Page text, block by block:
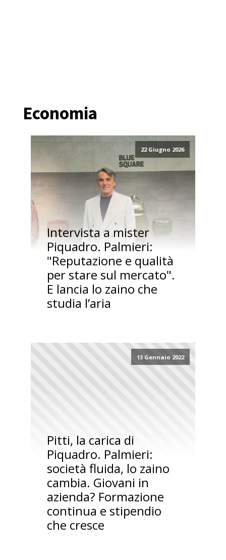
Economia
22 Giugno 2026
Intervista a mister
Piquadro. Palmieri:
"Reputazione e qualità
per stare sul mercato".
E lancia lo zaino che
studia l’aria
13 Gennaio 2022
Pitti, la carica di
Piquadro. Palmieri:
società fluida, lo zaino
cambia. Giovani in
azienda? Formazione
continua e stipendio
che cresce